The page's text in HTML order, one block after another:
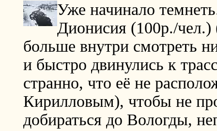
Уже начинало
Дионисия (100р./
больше внутри смотреть
и быстро двинулись к
странно, что её не
Кирилловым), чтобы не
добираться до Вологды,